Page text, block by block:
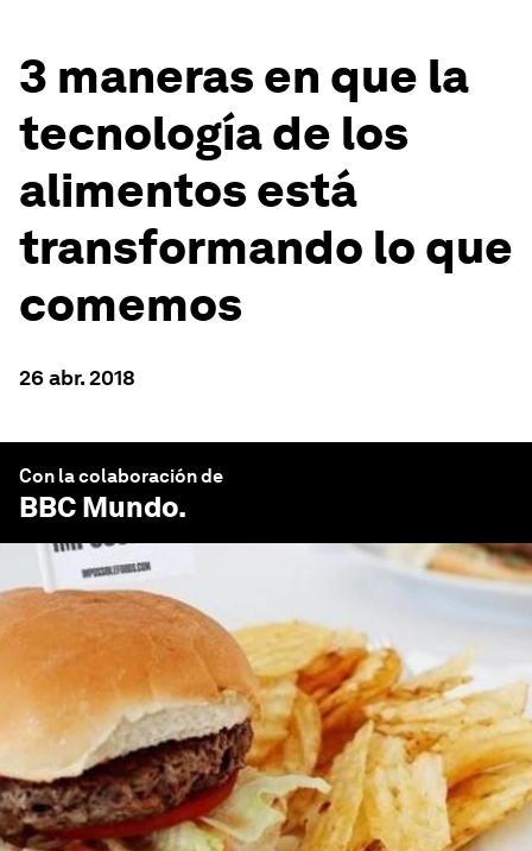
3 maneras en que la
tecnología de los
alimentos está
transformando lo que
comemos
26 abr. 2018
Con la colaboración de
BBC Mundo.